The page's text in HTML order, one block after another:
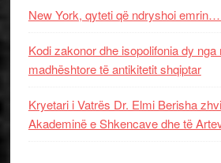
New York, qyteti që ndryshoi
Kodi zakonor dhe isopolifonia dy
madhështore të antikitetit shqiptar
Kryetari i Vatrës Dr. Elmi Berisha
Akademinë e Shkencave dhe të